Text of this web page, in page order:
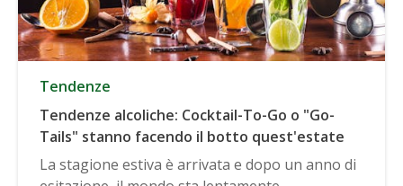
Tendenze
Tendenze alcoliche: Cocktail-To-Go o "Go-
Tails" stanno facendo il botto quest'estate
La stagione estiva è arrivata e dopo un anno di